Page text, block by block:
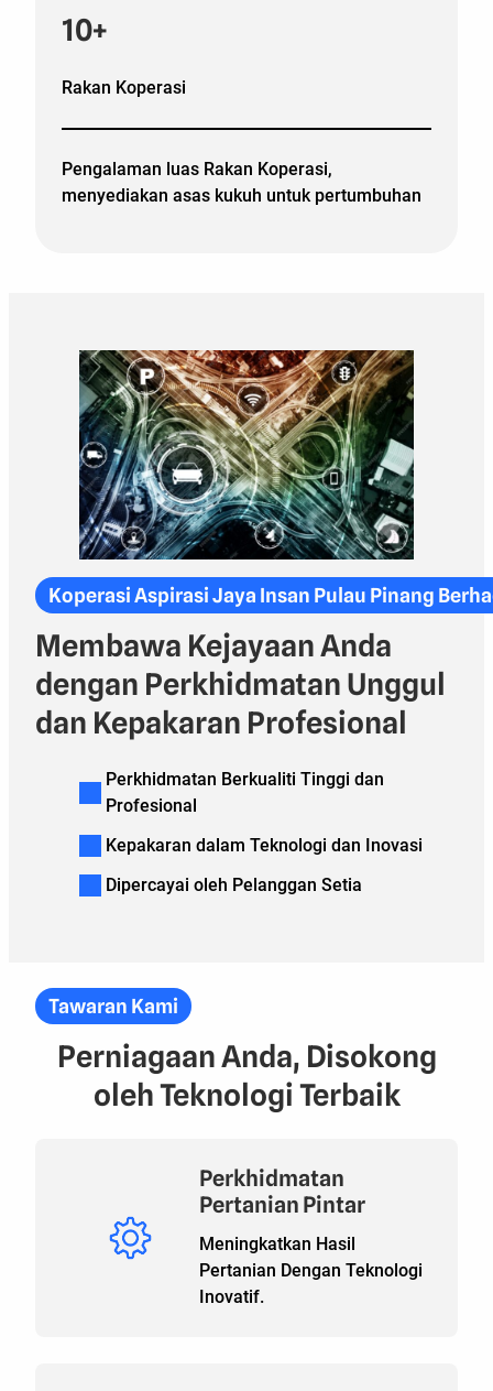
10+
Rakan Koperasi
Pengalaman luas Rakan Koperasi,
menyediakan asas kukuh untuk pertumbuhan
Koperasi Aspirasi Jaya Insan Pulau Pinang
Membawa Kejayaan Anda
dengan Perkhidmatan Unggul
dan Kepakaran Profesional
Perkhidmatan Berkualiti Tinggi dan
Profesional
Kepakaran dalam Teknologi dan Inovasi
Dipercayai oleh Pelanggan Setia
Tawaran Kami
Perniagaan Anda, Disokong
oleh Teknologi Terbaik
Perkhidmatan
Pertanian Pintar
Meningkatkan Hasil
Pertanian Dengan Teknologi
Inovatif.